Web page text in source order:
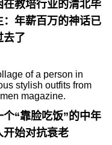
在教培行业的清北毕
：年薪百万的神话已
去了
个“靠脸吃饭”的中年
开始对抗衰老